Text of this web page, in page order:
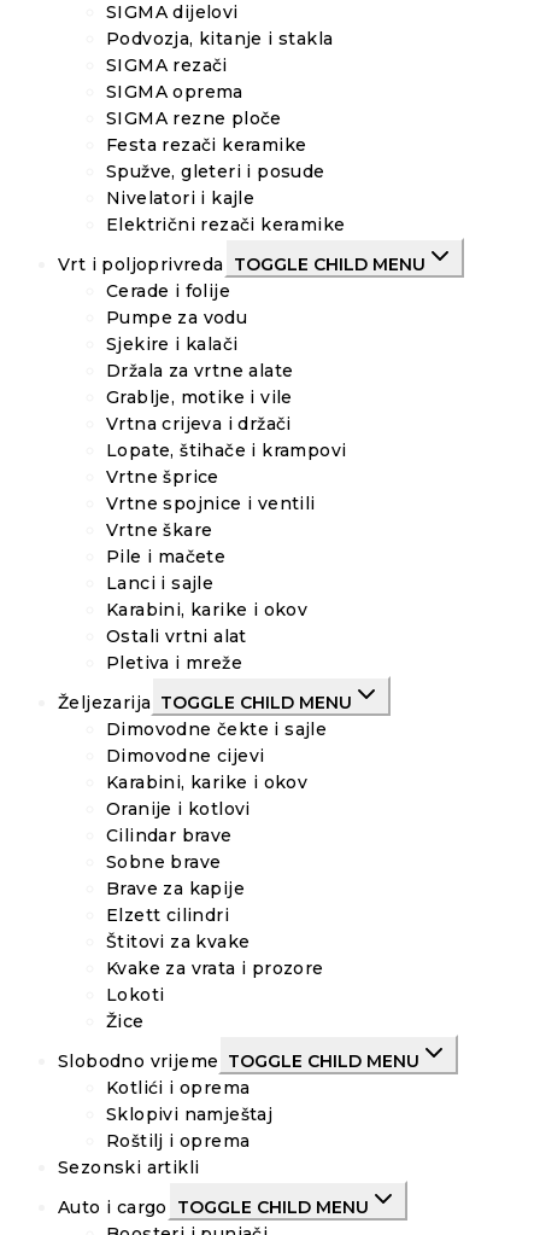
SIGMA dijelovi
Podvozja, kitanje i stakla
SIGMA rezači
SIGMA oprema
SIGMA rezne ploče
Festa rezači keramike
Spužve, gleteri i posude
Nivelatori i kajle
Električni rezači keramike
Vrt i poljoprivreda
TOGGLE CHILD MENU
Cerade i folije
Pumpe za vodu
Sjekire i kalači
Držala za vrtne alate
Grablje, motike i vile
Vrtna crijeva i držači
Lopate, štihače i krampovi
Vrtne šprice
Vrtne spojnice i ventili
Vrtne škare
Pile i mačete
Lanci i sajle
Karabini, karike i okov
Ostali vrtni alat
Pletiva i mreže
Željezarija TOGGLE CHILD MENU
Dimovodne čekte i sajle
Dimovodne cijevi
Karabini, karike i okov
Oranije i kotlovi
Cilindar brave
Sobne brave
Brave za kapije
Elzett cilindri
Štitovi za kvake
Kvake za vrata i prozore
Lokoti
Žice
Slobodno vrijeme TOGGLE CHILD MENU
Kotlići i oprema
Sklopivi namještaj
Roštilj i oprema
Sezonski artikli
Auto i cargo
TOGGLE CHILD MENU